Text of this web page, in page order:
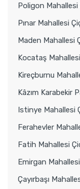
Poligon Mahallesi
Pınar Mahallesi
Maden Mahallesi
Kocataş
Kireçburnu
Kâzım Karabekir
Istinye Mahallesi
Ferahevler
Fatih Mahallesi
Emirgan
Çayırbaşı